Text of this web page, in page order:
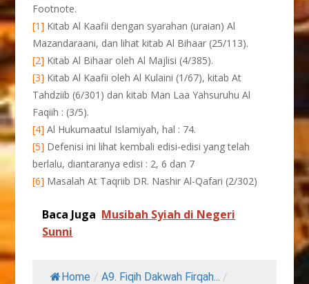
Footnote.
[1] Kitab Al Kaafii dengan syarahan (uraian) Al
Mazandaraani, dan lihat kitab Al Bihaar (25/113).
[2] Kitab Al Bihaar oleh Al Majlisi (4/385).
[3] Kitab Al Kaafii oleh Al Kulaini (1/67), kitab At
Tahdziib (6/301) dan kitab Man Laa Yahsuruhu Al
Faqiih : (3/5).
[4] Al Hukumaatul Islamiyah, hal : 74.
[5] Defenisi ini lihat kembali edisi-edisi yang telah
berlalu, diantaranya edisi : 2, 6 dan 7
[6] Masalah At Taqriib DR. Nashir Al-Qafari (2/302)
Baca Juga Musibah Syiah di Negeri
Sunni
Home / A9. Fiqih Dakwah Firqah... /